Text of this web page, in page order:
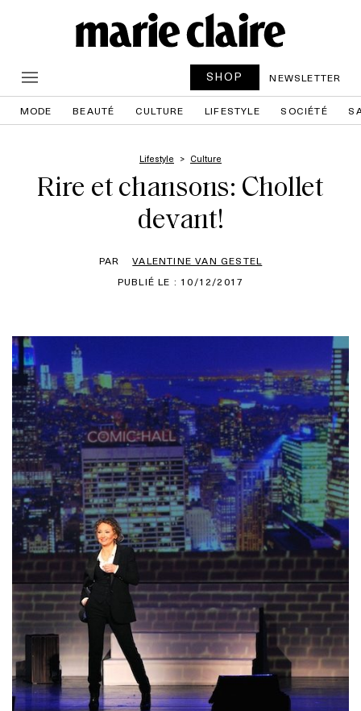
SHOP NEWSLETTER
MODE BEAUTÉ CULTURE LIFESTYLE SOCIÉTÉ
Lifestyle Culture
Rire et chansons: Chollet
devant!
PAR
VALENTINE VAN GESTEL
PUBLIÉ LE : 10/12/2017